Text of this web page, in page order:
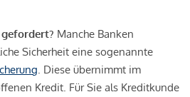
Manche Banken
Sicherheit eine sogenannte
. Diese übernimmt im
Kredit. Für Sie als Kreditkunde